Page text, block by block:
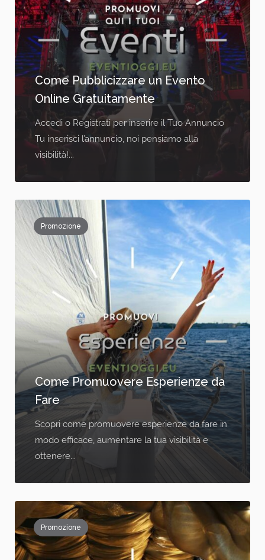
Come Pubblicizzare un Evento
Online Gratuitamente
Accedi o Registrati per inserire il Tuo Annuncio
Tu inserisci l’annuncio, noi pensiamo alla
visibilità!...
Promozione
Come Promuovere Esperienze da
Fare
Scopri come promuovere esperienze da fare in
modo efficace, aumentare la tua visibilità e
ottenere...
Promozione